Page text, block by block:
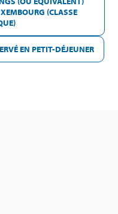
(CLASSE
EN PETIT-DÉJEUNER